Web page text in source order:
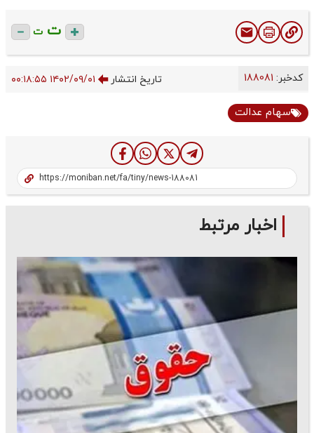
ت ت
کدخبر: تاریخ انتشار ۱۴۰۲/۰۹/۰۱ ۰۰:۱۸:۵۵
سهام عدالت
اخبار مرتبط